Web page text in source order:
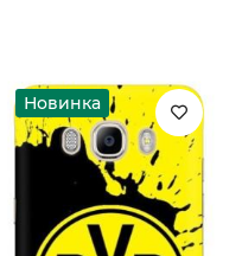
Новинка